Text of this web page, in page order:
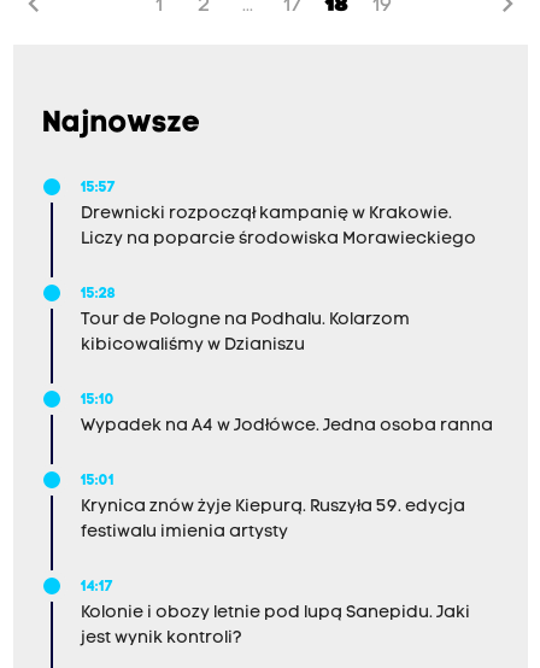
Kosmaty. 1 2 ... 17 18 19
Najnowsze
15:57
Drewnicki rozpoczął kampanię w Krakowie.
Liczy na poparcie środowiska Morawieckiego
15:28
Tour de Pologne na Podhalu. Kolarzom
kibicowaliśmy w Dzianiszu
15:10
Wypadek na A4 w Jodłówce. Jedna osoba ranna
15:01
Krynica znów żyje Kiepurą. Ruszyła 59. edycja
festiwalu imienia artysty
14:17
Kolonie i obozy letnie pod lupą Sanepidu. Jaki
jest wynik kontroli?